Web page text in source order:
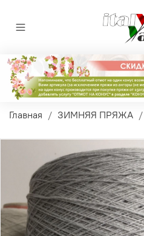
Главная ЗИМНЯЯ ПРЯЖА